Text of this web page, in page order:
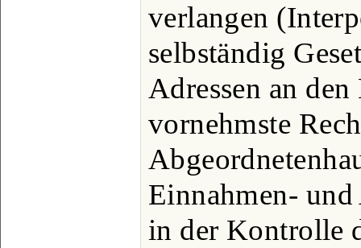
verlangen
selbständig
Adressen an
vornehmste
Einnahmen-
in der Kontrolle